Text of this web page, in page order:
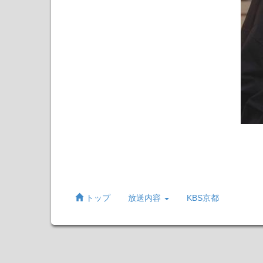
トップ 放送内容 KBS京都